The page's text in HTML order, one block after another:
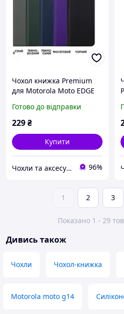
Чохол книжка Premium
для Motorola Moto EDGE
Готово до відправки
229₴
Купити
Чохли та аксесуари | Mob4 96%
1 2 3
Показано 1 - 29
Дивись також
Чохли Чохол-книжка
Motorola moto g14